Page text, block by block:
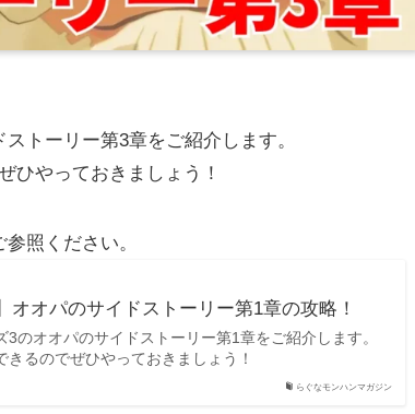
トーリー第3章をご紹介します。
ひやっておきましょう！
照ください。
らぐなモンハンマガジン
オオパのサイドストーリー第1章の攻略！
のオオパのサイドストーリー第1章をご紹介します。
るのでぜひやっておきましょう！